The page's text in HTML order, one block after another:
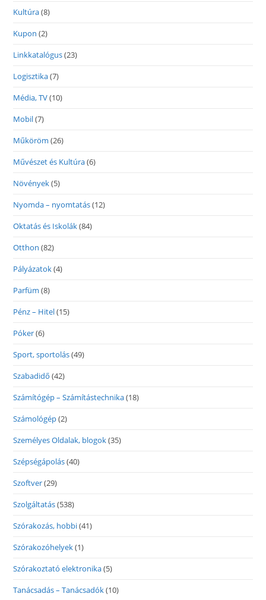
Kultúra(8)
Kupon (2)
Linkkatalógus(23)
Logisztika(7)
Média, TV(10)
Mobil(7)
Műköröm (26)
Művészet és Kultúra(6)
Növények(5)
Nyomda – nyomtatás(12)
Oktatás és Iskolák(84)
Otthon (82)
Pályázatok(4)
Parfüm (8)
Pénz – Hitel(15)
Póker(6)
Sport, sportolás(49)
Szabadidő (42)
Számítógép – Számítástechnika(18)
Számológép(2)
Személyes Oldalak, blogok(35)
Szépségápolás(40)
Szoftver(29)
Szolgáltatás(538)
Szórakozás, hobbi(41)
Szórakozóhelyek(1)
Szórakoztató elektronika(5)
Tanácsadás – Tanácsadók(10)